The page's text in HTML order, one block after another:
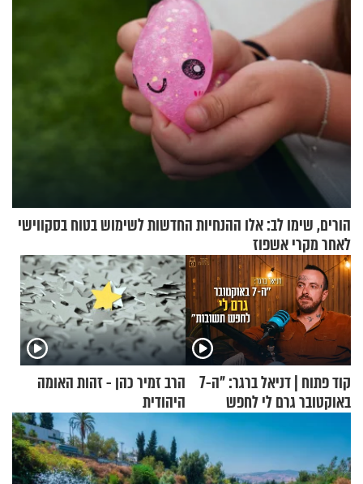
הורים, שימו לב: אלו ההנחיות החדשות לשימוש בטוח בסקווישי
לאחר מקרי אשפוז
קוד פתוח | דניאל ברגר: "ה-7
באוקטובר גרם לי לחפש
הרב זמיר כהן - זהות האומה
היהודית